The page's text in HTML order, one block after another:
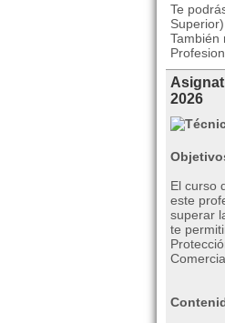
Te
También
2026
El curso
este
superar
te